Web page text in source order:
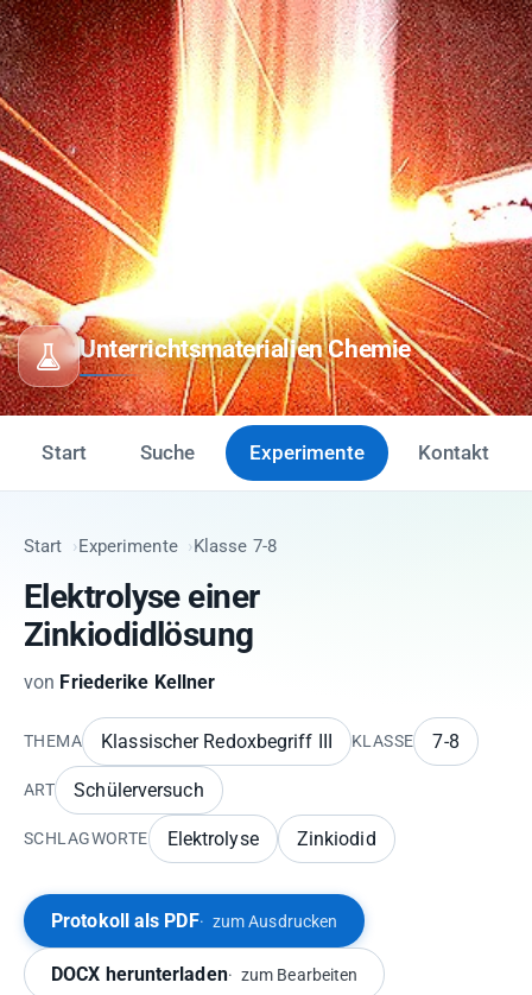
Unterrichtsmaterialien Chemie
Start Suche Experimente Kontakt
Start Experimente Klasse 7-8
Elektrolyse einer
Zinkiodidlösung
von Friederike Kellner
THEMA Klassischer Redoxbegriff III KLASSE 7-8
ART Schülerversuch
SCHLAGWORTE Elektrolyse Zinkiodid
Protokoll als PDF zum Ausdrucken
DOCX herunterladen zum Bearbeiten